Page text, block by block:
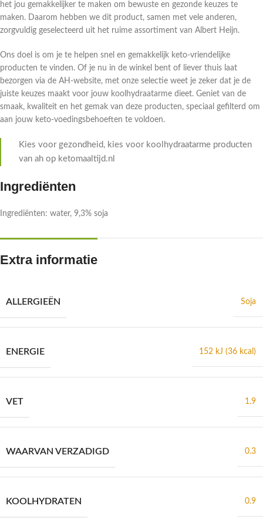
het jou gemakkelijker te maken om bewuste en gezonde keuzes te
maken. Daarom hebben we dit product, samen met vele anderen,
zorgvuldig geselecteerd uit het ruime assortiment van Albert Heijn.
Ons doel is om je te helpen snel en gemakkelijk keto-vriendelijke
producten te vinden. Of je nu in de winkel bent of liever thuis laat
bezorgen via de AH-website, met onze selectie weet je zeker dat je de
juiste keuzes maakt voor jouw koolhydraatarme dieet. Geniet van de
smaak, kwaliteit en het gemak van deze producten, speciaal gefilterd om
aan jouw keto-voedingsbehoeften te voldoen.
Kies voor gezondheid, kies voor koolhydraatarme producten
van ah op ketomaaltijd.nl
Ingrediënten
Ingrediënten: water, 9,3% soja
Extra informatie
ALLERGIEËN Soja
ENERGIE 152 kJ (36 kcal)
VET 1.9
WAARVAN VERZADIGD 0.3
KOOLHYDRATEN 0.9